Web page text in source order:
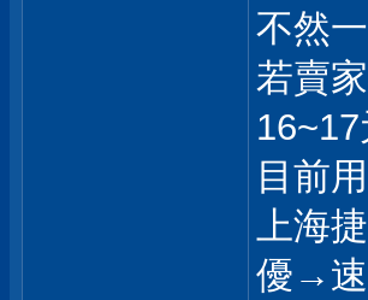
不然
若賣
16~17
目前
上海
優→速